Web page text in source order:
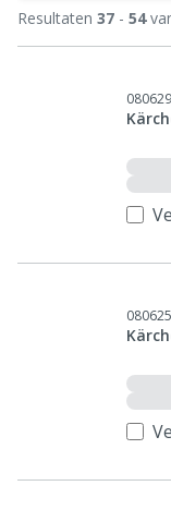
Resultaten 37 - 54